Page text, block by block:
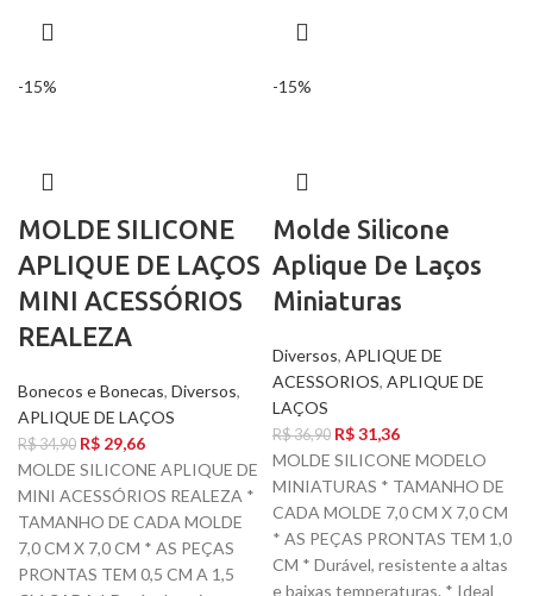
-15%
MOLDE SILICONE
APLIQUE DE LAÇOS
MINI ACESSÓRIOS
REALEZA
Bonecos e Bonecas, Diversos,
APLIQUE DE LAÇOS
R$34,90 R$ 29,66
MOLDE SILICONE APLIQUE DE
MINI ACESSÓRIOS REALEZA *
TAMANHO DE CADA MOLDE
7,0 CM X 7,0 CM * AS PEÇAS
PRONTAS TEM 0,5 CM A 1,5
-15%
Molde Silicone
Aplique De Laços
Miniaturas
Diversos, APLIQUE DE
ACESSORIOS, APLIQUE DE
LAÇOS
R$36,90 R$31,36
MOLDE SILICONE MODELO
MINIATURAS * TAMANHO DE
CADA MOLDE 7,0 CM X 7,0 CM
* AS PEÇAS PRONTAS TEM 1,0
CM * Durável, resistente a altas
e baixas temperaturas. * Ideal